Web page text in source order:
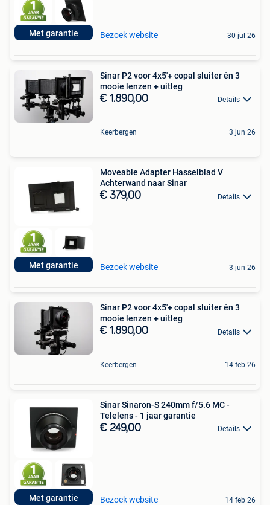
Met garantie Bezoek website 30 jul 26
Sinar P2 voor 4x5'+ copal sluiter én 3
mooie lenzen + uitleg
€ 1.890,00 Details
Keerbergen 3 jun 26
Met garantie
Moveable Adapter Hasselblad V
Achterwand naar Sinar
€ 379,00 Details
Bezoek website 3 jun 26
Sinar P2 voor 4x5'+ copal sluiter én 3
mooie lenzen + uitleg
€ 1.890,00 Details
Keerbergen 14 feb 26
Met garantie
Sinar Sinaron-S 240mm f/5.6 MC -
Telelens - 1 jaar garantie
€ 249,00 Details
Bezoek website 14 feb 26